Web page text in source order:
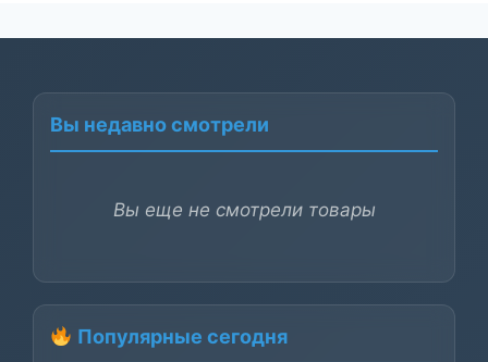
Вы недавно смотрели
Вы еще не смотрели товары
Популярные сегодня